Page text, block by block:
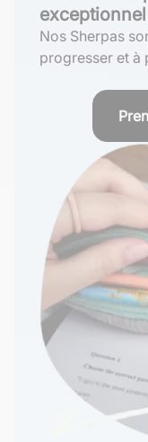
exceptionnel
Nos Sherpas
progresser et à